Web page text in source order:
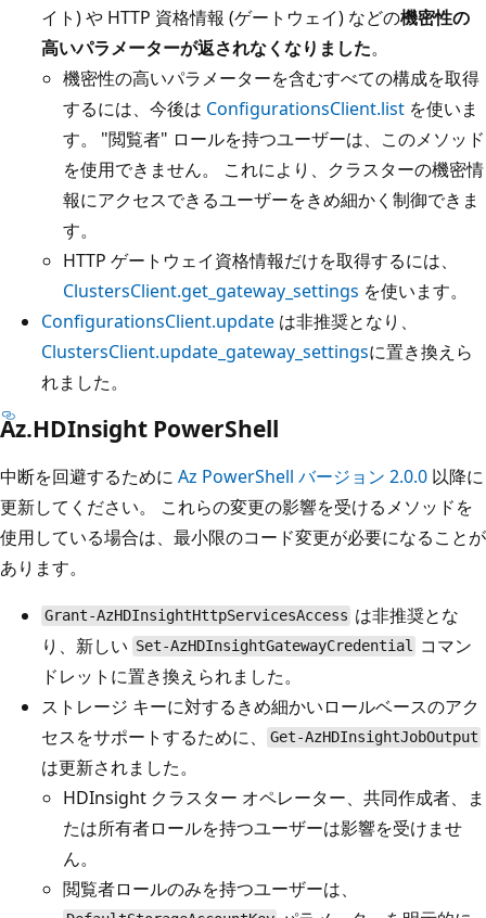
イト) や HTTP 資格情報 (ゲートウェイ) などの機密性の
高いパラメーターが返されなくなりました。
機密性の高いパラメーターを含むすべての構成を取得
するには、今後は ConfigurationsClient.list を使いま
す。 "閲覧者" ロールを持つユーザーは、このメソッド
を使用できません。 これにより、クラスターの機密情
報にアクセスできるユーザーをきめ細かく制御できま
す。
HTTP ゲートウェイ資格情報だけを取得するには、
ClustersClient.get_gateway_settings を使います。
ConfigurationsClient.update は非推奨となり、
ClustersClient.update_gateway_settingsに置き換えら
れました。
Az.HDInsight PowerShell
中断を回避するために Az PowerShell バージョン 2.0.0 以降に
更新してください。 これらの変更の影響を受けるメソッドを
使用している場合は、最小限のコード変更が必要になることが
あります。
Grant-AzHDInsightHttpServicesAccess は非推奨とな
り、新しい Set-AzHDInsightGatewayCredential コマン
ドレットに置き換えられました。
ストレージ キーに対するきめ細かいロールベースのアク
セスをサポートするために、
Get-AzHDInsightJobOutput
は更新されました。
HDInsight クラスター オペレーター、共同作成者、ま
たは所有者ロールを持つユーザーは影響を受けませ
ん。
閲覧者ロールのみを持つユーザーは、